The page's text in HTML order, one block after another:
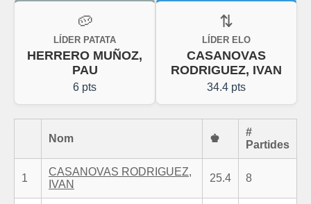
🥔
LÍDER PATATA
HERRERO MUÑOZ,
PAU
6 pts
⇅
LÍDER ELO
CASANOVAS
RODRIGUEZ, IVAN
34.4 pts
Nom ♚
#
Partides
1
CASANOVAS RODRIGUEZ,
IVAN
25.4 8